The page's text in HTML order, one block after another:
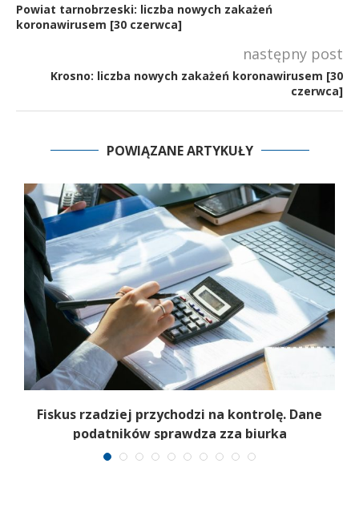
Powiat tarnobrzeski: liczba nowych zakażeń
koronawirusem [30 czerwca]
następny post
Krosno: liczba nowych zakażeń koronawirusem [30
czerwca]
POWIĄZANE ARTYKUŁY
Fiskus rzadziej przychodzi na kontrolę. Dane
podatników sprawdza zza biurka